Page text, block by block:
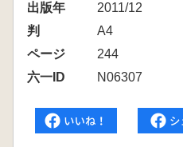
出版年
2011/12
判
A4
ページ
244
六一ID
N06307